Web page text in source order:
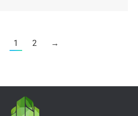
1 2 →